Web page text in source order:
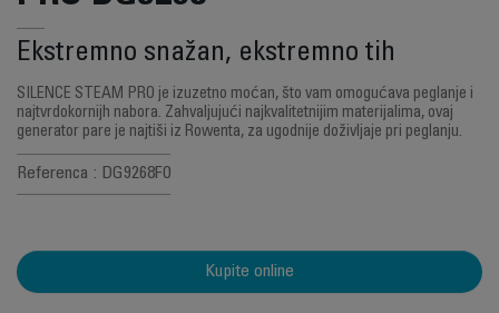
Ekstremno snažan, ekstremno tih
SILENCE STEAM PRO je izuzetno moćan, što vam omogućava peglanje i
najtvrdokornijh nabora. Zahvaljujući najkvalitetnijim materijalima, ovaj
generator pare je najtiši iz Rowenta, za ugodnije doživljaje pri peglanju.
Referenca : DG9268F0
Kupite online